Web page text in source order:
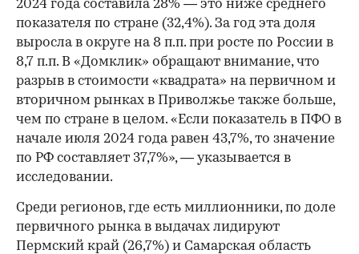
2024 года составила 28% — это ниже среднего
показателя по стране (32,4%). За год эта доля
выросла в округе на 8 п.п. при росте по России в
8,7 п.п. В «Домклик» обращают внимание, что
разрыв в стоимости «квадрата» на первичном и
вторичном рынках в Приволжье также больше,
чем по стране в целом. «Если показатель в ПФО в
начале июля 2024 года равен 43,7%, то значение
по РФ составляет 37,7%», — указывается в
исследовании.
Среди регионов, где есть миллионники, по доле
первичного рынка в выдачах лидируют
Пермский край (26,7%) и Самарская область